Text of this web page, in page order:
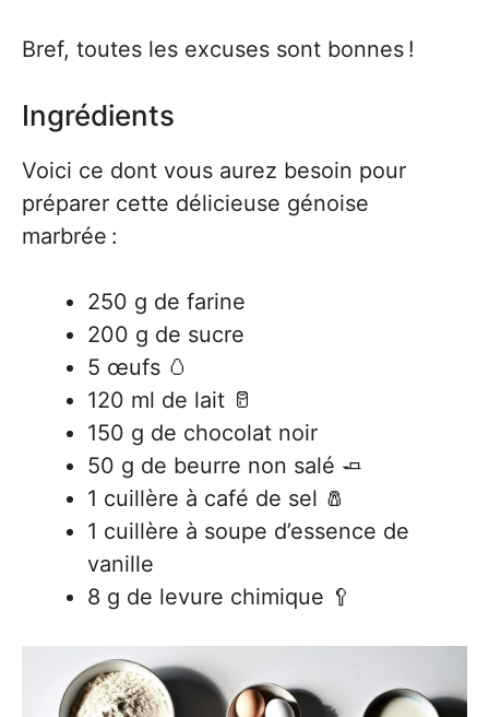
Bref, toutes les excuses sont bonnes !
Ingrédients
Voici ce dont vous aurez besoin pour
préparer cette délicieuse génoise
marbrée :
250 g de farine
200 g de sucre
5 œufs 🥚
120 ml de lait 🥛
150 g de chocolat noir
50 g de beurre non salé 🧈
1 cuillère à café de sel 🧂
1 cuillère à soupe d’essence de
vanille
8 g de levure chimique 🥄